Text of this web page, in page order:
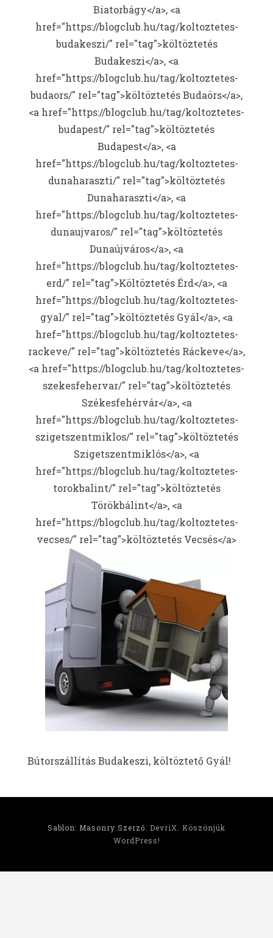
Biatorbágy</a>, <a
href="https://blogclub.hu/tag/koltoztetes-
budakeszi/" rel="tag">költöztetés
Budakeszi</a>, <a
href="https://blogclub.hu/tag/koltoztetes-
budaors/" rel="tag">költöztetés Budaörs</a>,
<a href="https://blogclub.hu/tag/koltoztetes-
budapest/" rel="tag">költöztetés
Budapest</a>, <a
href="https://blogclub.hu/tag/koltoztetes-
dunaharaszti/" rel="tag">költöztetés
Dunaharaszti</a>, <a
href="https://blogclub.hu/tag/koltoztetes-
dunaujvaros/" rel="tag">költöztetés
Dunaújváros</a>, <a
href="https://blogclub.hu/tag/koltoztetes-
erd/" rel="tag">Költöztetés Érd</a>, <a
href="https://blogclub.hu/tag/koltoztetes-
gyal/" rel="tag">költöztetés Gyál</a>, <a
href="https://blogclub.hu/tag/koltoztetes-
rackeve/" rel="tag">költöztetés Ráckeve</a>,
<a href="https://blogclub.hu/tag/koltoztetes-
szekesfehervar/" rel="tag">költöztetés
Székesfehérvár</a>, <a
href="https://blogclub.hu/tag/koltoztetes-
szigetszentmiklos/" rel="tag">költöztetés
Szigetszentmiklós</a>, <a
href="https://blogclub.hu/tag/koltoztetes-
torokbalint/" rel="tag">költöztetés
Törökbálint</a>, <a
href="https://blogclub.hu/tag/koltoztetes-
vecses/" rel="tag">költöztetés Vecsés</a>
Bútorszállítás Budakeszi, költöztető Gyál!
Sablon: Masonry Szerző: DevriX. Köszönjük
WordPress!